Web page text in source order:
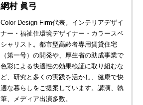
網村 眞弓
Color Design Firm代表。インテリアデザイ
ナー・福祉住環境デザイナー・カラースペ
シャリスト。都市型高齢者専用賃貸住宅
（第一号）の開発や、厚生省の助成事業で
色彩による快適性の効果検証に取り組むな
ど、研究と多くの実践を活かし、健康で快
適な暮らしをご提案しています。講演、執
筆、メディア出演多数。